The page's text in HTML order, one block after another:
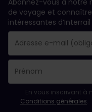
de voyage et
intéressantes d’Interrail
Le champ adresse e-
L'adresse e-mail
L'inscription à la
Vous êtes déjà
Veuillez accepter les
En vous inscrivant à
Conditions générales.